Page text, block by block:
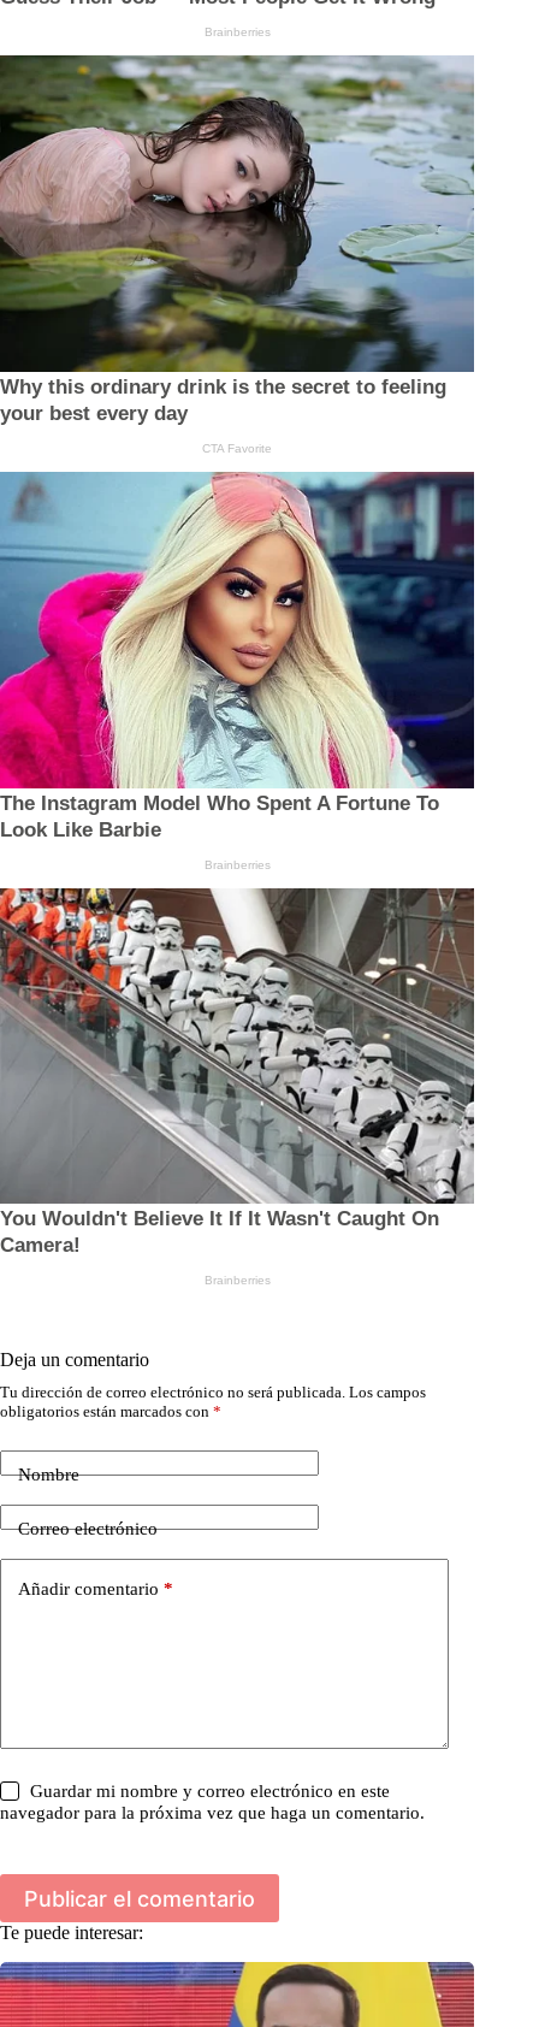
Deja un comentario
Tu dirección de correo electrónico no será publicada. Los campos
obligatorios están marcados con *
Nombre
Correo electrónico
Añadir comentario *
Guardar mi nombre y correo electrónico en este
navegador para la próxima vez que haga un comentario.
Publicar el comentario
Te puede interesar: